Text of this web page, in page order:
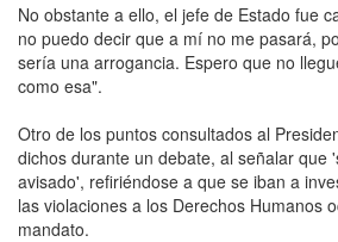
No obstante a ello, el jefe de Estado fue
no puedo decir que a mí no me pasará,
sería una arrogancia. Espero que no
como esa".
Otro de los puntos consultados al
dichos durante un debate, al señalar que
avisado', refiriéndose a que se iban a
las violaciones a los Derechos Humanos
mandato.